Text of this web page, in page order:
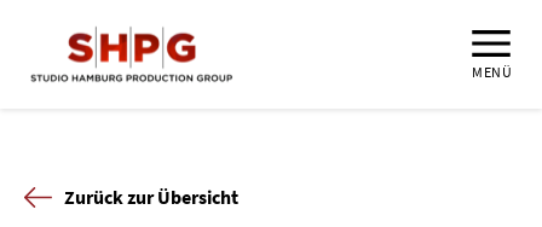
MENÜ
Zurück zur Übersicht